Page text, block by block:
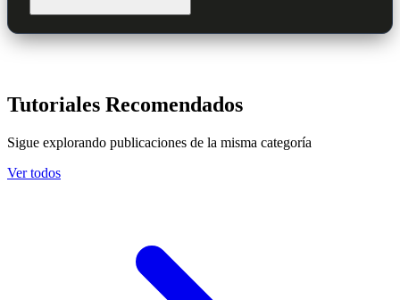
Tutoriales Recomendados
Sigue explorando publicaciones de la misma categoría
Ver todos